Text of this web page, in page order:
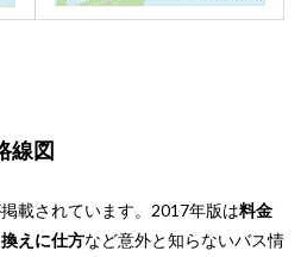
線図
載されています。2017年版は料金
えに仕方など意外と知らないバス情